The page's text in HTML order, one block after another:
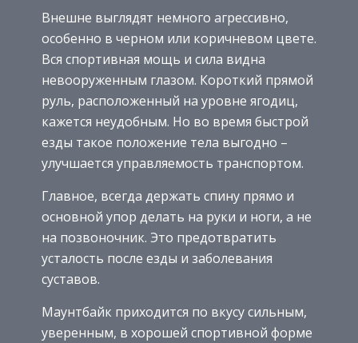
Внешне выглядят немного агрессивно,
особенно в черном или коричневом цвете.
Вся спортивная мощь и сила видна
невооруженным глазом. Короткий прямой
руль, расположенный на уровне ягодиц,
кажется неудобным. Но во время быстрой
езды такое положение тела выгодно –
улучшается управляемость транспортом.
Главное, всегда держать спину прямо и
основной упор делать на руки и ноги, а не
на позвоночник. Это предотвратить
усталость после езды и заболевания
суставов.
Маунтбайк приходится по вкусу сильным,
уверенным, в хорошей спортивной форме